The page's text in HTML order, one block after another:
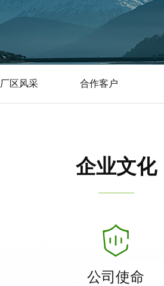
厂区风采 合作客户
企业文化
公司使命